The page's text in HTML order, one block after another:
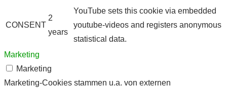
CONSENT
2
years
YouTube sets this cookie via embedded
youtube-videos and registers anonymous
statistical data.
Marketing
Marketing
Marketing-Cookies stammen u.a. von externen